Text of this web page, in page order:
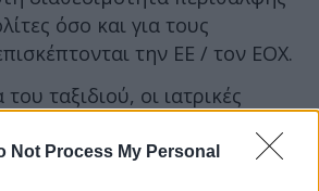
Not Process My Personal
όσο και για τους
την ΕΕ / τον ΕΟΧ.
ταξιδιού, οι ιατρικές
μέσα για την πρόληψη της
COV-2. Ως εκ τούτου, θα